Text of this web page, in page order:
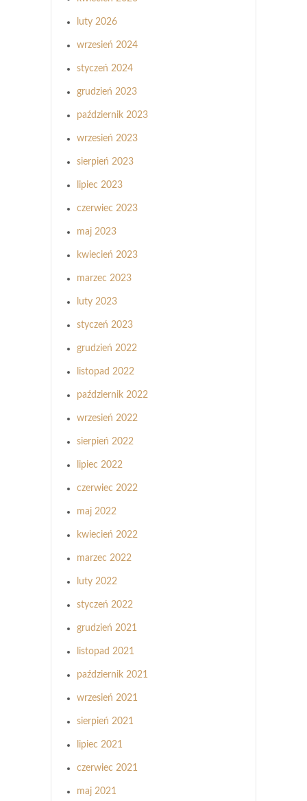
luty 2026
wrzesień 2024
styczeń 2024
grudzień 2023
październik 2023
wrzesień 2023
sierpień 2023
lipiec 2023
czerwiec 2023
maj 2023
kwiecień 2023
marzec 2023
luty 2023
styczeń 2023
grudzień 2022
listopad 2022
październik 2022
wrzesień 2022
sierpień 2022
lipiec 2022
czerwiec 2022
maj 2022
kwiecień 2022
marzec 2022
luty 2022
styczeń 2022
grudzień 2021
listopad 2021
październik 2021
wrzesień 2021
sierpień 2021
lipiec 2021
czerwiec 2021
maj 2021